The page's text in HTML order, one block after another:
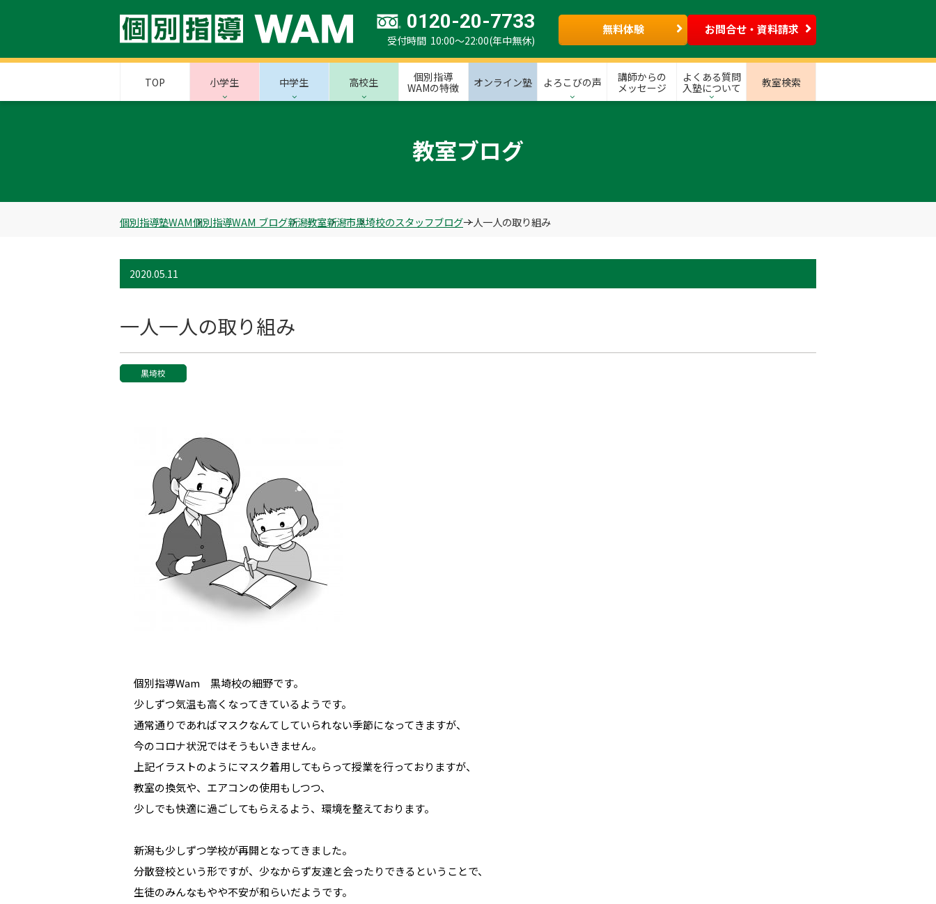
0120-20-7733
受付時間 10:00～22:00(年中無休)
無料体験 お問合せ・資料請求
TOP 小学生 中学生 高校生
個別指導
WAMの特徴
オンライン塾 よろこびの声
講師からの
メッセージ
よくある質問
入塾について
教室検索
教室ブログ
個別指導塾WAM個別指導WAM ブログ新潟教室新潟市黒埼校のスタッフブログ一人一人の取り組み
2020.05.11
一人一人の取り組み
黒埼校
個別指導Wam 黒埼校の細野です。
少しずつ気温も高くなってきているようです。
通常通りであればマスクなんてしていられない季節になってきますが、
今のコロナ状況ではそうもいきません。
上記イラストのようにマスク着用してもらって授業を行っておりますが、
教室の換気や、エアコンの使用もしつつ、
少しでも快適に過ごしてもらえるよう、環境を整えております。
新潟も少しずつ学校が再開となってきました。
分散登校という形ですが、少なからず友達と会ったりできるということで、
生徒のみんなもやや不安が和らいだようです。